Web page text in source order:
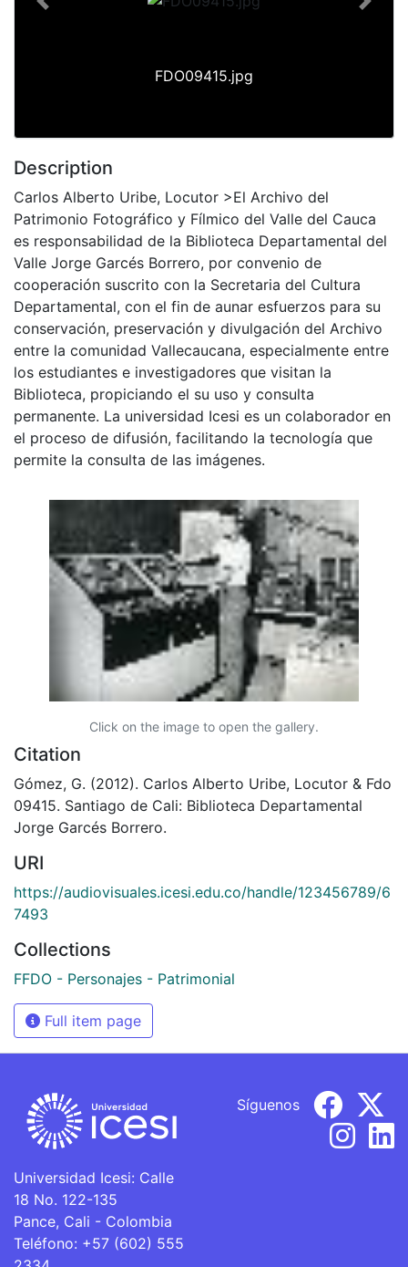
FDO09415.jpg
Previous Next
Description
Carlos Alberto Uribe, Locutor >El Archivo del
Patrimonio Fotográfico y Fílmico del Valle del Cauca
es responsabilidad de la Biblioteca Departamental del
Valle Jorge Garcés Borrero, por convenio de
cooperación suscrito con la Secretaria del Cultura
Departamental, con el fin de aunar esfuerzos para su
conservación, preservación y divulgación del Archivo
entre la comunidad Vallecaucana, especialmente entre
los estudiantes e investigadores que visitan la
Biblioteca, propiciando el su uso y consulta
permanente. La universidad Icesi es un colaborador en
el proceso de difusión, facilitando la tecnología que
permite la consulta de las imágenes.
Click on the image to open the gallery.
Citation
Gómez, G. (2012). Carlos Alberto Uribe, Locutor & Fdo
09415. Santiago de Cali: Biblioteca Departamental
Jorge Garcés Borrero.
URI
https://audiovisuales.icesi.edu.co/handle/123456789/6
7493
Collections
FFDO - Personajes - Patrimonial
Full item page
Universidad Icesi: Calle
18 No. 122-135
Pance, Cali - Colombia
Teléfono: +57 (602) 555
Síguenos